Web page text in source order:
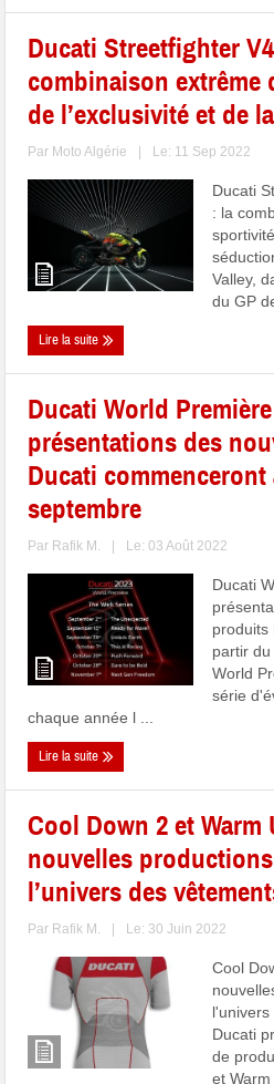
Ducati Streetfighter
combinaison extrême
de l’exclusivité et de
Par Moto Algérie Le: 11 Sep 2022
Ducati
: la
Valley,
du GP
Lire la suite
Ducati World
présentations des
Ducati
septembre
Par Rafik M. Le: 03 Août 2022
Ducati
produits
partir
World
série
chaque année l ...
Lire la suite
Cool Down 2 et Warm
nouvelles
l’univers des
Par Rafik M. Le: 30 Juin 2022
Cool
Ducati
de
et Warm